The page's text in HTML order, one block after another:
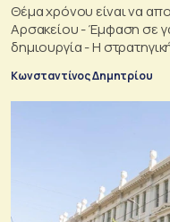
Θέμα χρόνου είναι να
Αρσακείου - Έμφαση σε
δημιουργία - Η
Κωνσταντίνος Δημητρίου